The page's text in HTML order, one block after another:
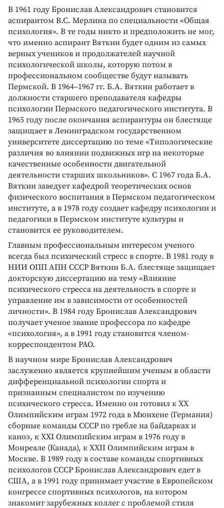
В 1961 году Бронислав Александрович становится
аспирантом В.С. Мерлина по специальности «Общая
психология». В те годы никто и предположить не мог,
что именно аспирант Вяткин будет одним из самых
верных учеников и продолжателей научной
психологической школы, которую потом в
профессиональном сообществе будут называть
Пермской. В 1964–1967 гг. Б.А. Вяткин работает в
должности старшего преподавателя кафедры
психологии Пермского педагогического института. В
1965 году после окончания аспирантуры он блестяще
защищает в Ленинградском государственном
университете диссертацию по теме «Типологические
различия во влиянии подвижных игр на некоторые
качественные особенности двигательной
деятельности старших школьников». С 1967 года Б.А.
Вяткин заведует кафедрой теоретических основ
физического воспитания в Пермском педагогическом
институте, а в 1978 году создает кафедру психологии и
педагогики в Пермском институте культуры и
становится ее руководителем.
Главным профессиональным интересом ученого
всегда был психический стресс в спорте. В 1981 году в
НИИ ОПП АПН СССР Вяткин Б.А. блестяще защищает
докторскую диссертацию на тему «Влияние
психического стресса на деятельность в спорте и
управление им в зависимости от особенностей
личности». В 1984 году Бронислав Александрович
получает ученое звание профессора по кафедре
«психология», а в 1991 году становится членом-
корреспондентом РАО.
В научном мире Бронислав Александрович
заслуженно является крупнейшим ученым в области
дифференциальной психологии спорта и
признанным специалистом по изучению
психического стресса. Именно он готовил к ХХ
Олимпийским играм 1972 года в Мюнхене (Германия)
сборные команды СССР по гребле на байдарках и
каноэ, к ХХI Олимпийским играм в 1976 году в
Монреале (Канада), к ХХII Олимпийским играм в
Москве. В 1989 году в составе команды спортивных
психологов СССР Бронислав Александрович едет в
США, а в 1991 году принимает участие в Европейском
конгрессе спортивных психологов, на котором
знакомит зарубежных коллег с проблемой стиля